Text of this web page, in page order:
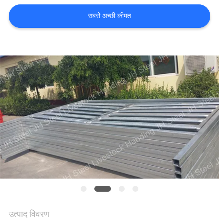
एक
उद्धरण
अनुरोध
करें
साइटमैप
गोपनीयता
नीति
सबसे अच्छी कीमत
उत्पाद विवरण